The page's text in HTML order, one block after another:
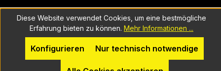
Diese Website verwendet Cookies, um eine bestmögliche
Erfahrung bieten zu können. Mehr Informationen ...
Nur technisch notwendige
Konfigurieren